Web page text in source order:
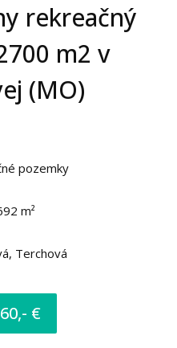
rekreačný
m2 v
(MO)
pozemky
m²
Terchová
€